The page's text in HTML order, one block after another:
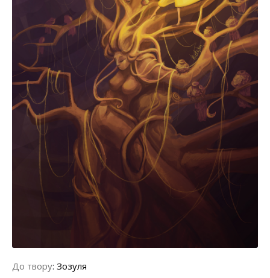
До твору: Зозуля